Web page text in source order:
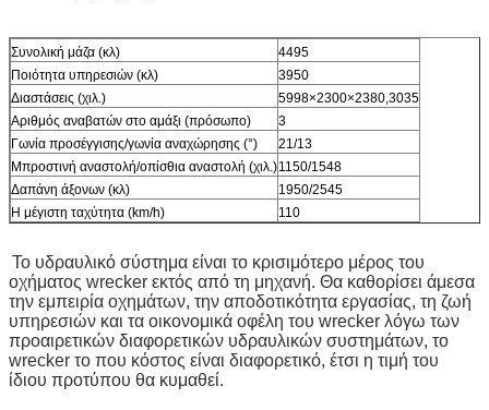
Συνολική μάζα (κλ)
4495
Ποιότητα υπηρεσιών (κλ)
3950
Διαστάσεις (χιλ.)
5998×2300×2380,3035
Αριθμός αναβατών στο αμάξι (πρόσωπο)
3
Γωνία προσέγγισης/γωνία αναχώρησης (°)
21/13
Μπροστινή αναστολή/οπίσθια αναστολή (χιλ.)1150/1548
Δαπάνη άξονων (κλ)
1950/2545
Η μέγιστη ταχύτητα (km/h)
110
Το υδραυλικό σύστημα είναι το κρισιμότερο μέρος του
οχήματος wrecker εκτός από τη μηχανή. Θα καθορίσει άμεσα
την εμπειρία οχημάτων, την αποδοτικότητα εργασίας, τη ζωή
υπηρεσιών και τα οικονομικά οφέλη του wrecker λόγω των
προαιρετικών διαφορετικών υδραυλικών συστημάτων, το
wrecker το που κόστος είναι διαφορετικό, έτσι η τιμή του
ίδιου προτύπου θα κυμαθεί.